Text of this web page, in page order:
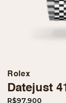
Rolex
Datejust 41
R$97.900